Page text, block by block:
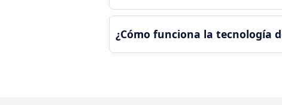
¿Cómo funciona la tecnología